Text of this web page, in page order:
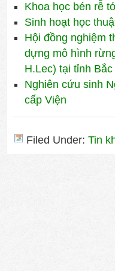
Khoa học bén rễ
Sinh hoạt học
Hội đồng nghiệm
dựng mô hình
H.Lec) tại tỉnh Bắc
Nghiên cứu sinh
cấp Viện
Filed Under: Tin